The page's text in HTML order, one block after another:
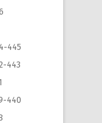
445
443
440